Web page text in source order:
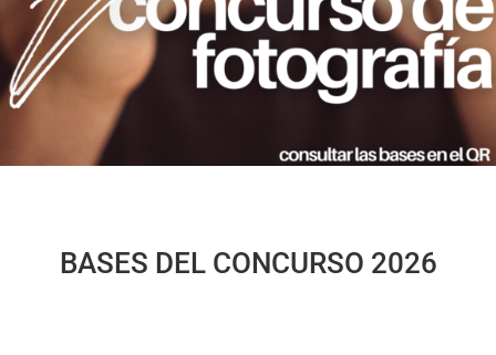
BASES DEL CONCURSO 2026